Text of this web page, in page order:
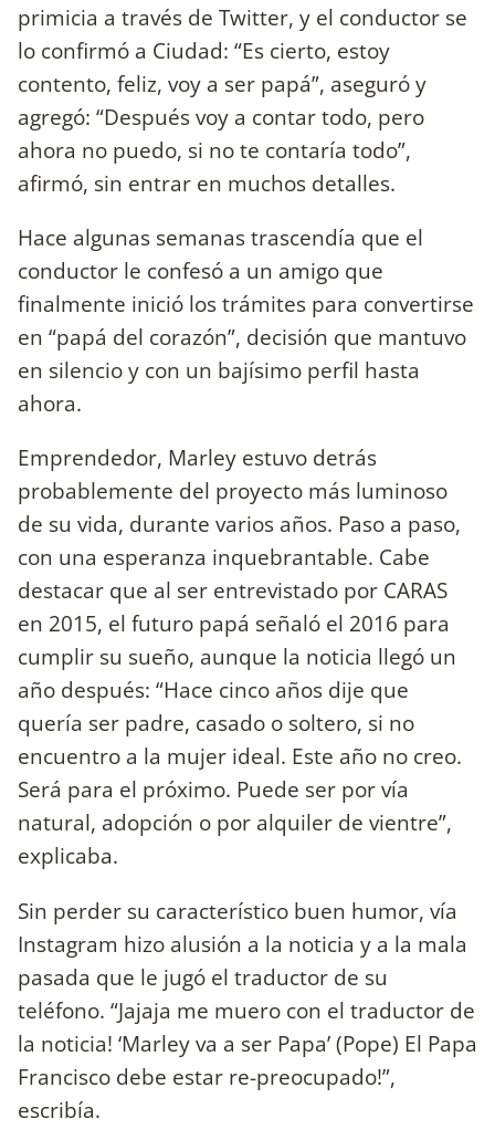
primicia a través de Twitter, y el conductor se
lo confirmó a Ciudad: “Es cierto, estoy
contento, feliz, voy a ser papá”, aseguró y
agregó: “Después voy a contar todo, pero
ahora no puedo, si no te contaría todo”,
afirmó, sin entrar en muchos detalles.
Hace algunas semanas trascendía que el
conductor le confesó a un amigo que
finalmente inició los trámites para convertirse
en “papá del corazón”, decisión que mantuvo
en silencio y con un bajísimo perfil hasta
ahora.
Emprendedor, Marley estuvo detrás
probablemente del proyecto más luminoso
de su vida, durante varios años. Paso a paso,
con una esperanza inquebrantable. Cabe
destacar que al ser entrevistado por CARAS
en 2015, el futuro papá señaló el 2016 para
cumplir su sueño, aunque la noticia llegó un
año después: “Hace cinco años dije que
quería ser padre, casado o soltero, si no
encuentro a la mujer ideal. Este año no creo.
Será para el próximo. Puede ser por vía
natural, adopción o por alquiler de vientre”,
explicaba.
Sin perder su característico buen humor, vía
Instagram hizo alusión a la noticia y a la mala
pasada que le jugó el traductor de su
teléfono. “‪Jajaja me muero con el traductor de
la noticia!‬ ‘Marley va a ser Papa’ (Pope)‬ ‪El Papa
Francisco debe estar re-preocupado!‬”,
escribía.